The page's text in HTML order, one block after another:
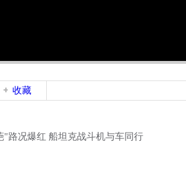
收藏
况爆红 船坦克战斗机与车同行